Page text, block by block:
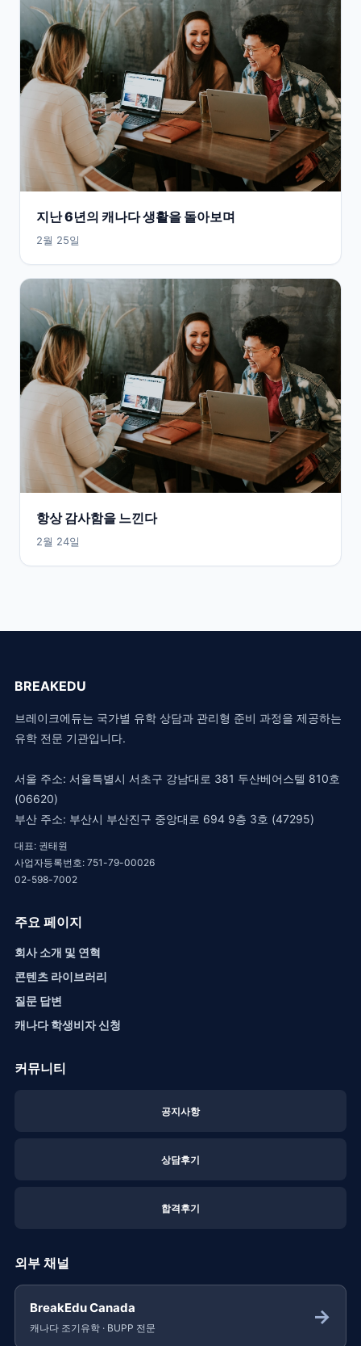
지난 6년의 캐나다 생활을 돌아보며
2월 25일
항상 감사함을 느낀다
2월 24일
BREAKEDU
브레이크에듀는 국가별 유학 상담과 관리형 준비 과정을 제공하는
유학 전문 기관입니다.
서울 주소: 서울특별시 서초구 강남대로 381 두산베어스텔 810호
(06620)
부산 주소: 부산시 부산진구 중앙대로 694 9층 3호 (47295)
대표: 권태원
사업자등록번호: 751-79-00026
02-598-7002
주요 페이지
회사 소개 및 연혁
콘텐츠 라이브러리
질문 답변
캐나다 학생비자 신청
커뮤니티
공지사항
상담후기
합격후기
외부 채널
BreakEdu Canada
캐나다 조기유학 · BUPP 전문 →